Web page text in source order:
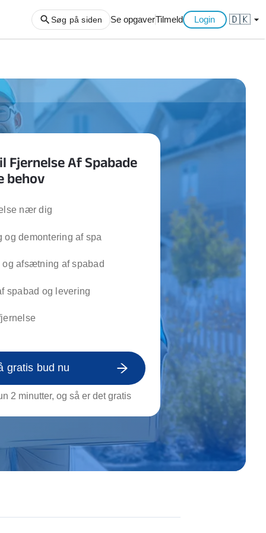
af haveaffald
af storskrald
af køkken
af genstande
Søg på siden Se opgaverTilmeld Login 🇩🇰 arrow_drop_down
Fjernelse Af Spabade
behov
nær dig
og demontering af spa
og afsætning af spabad
spabad og levering
gratis bud nu
2 minutter, og så er det gratis